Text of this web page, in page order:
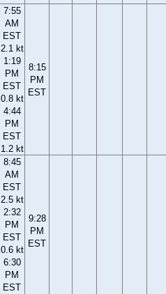
7:55
AM
EST
2.1 kt
1:19
PM
EST
0.8 kt
4:44
PM
EST
1.2 kt
8:15
PM
EST
8:45
AM
EST
2.5 kt
2:32
PM
EST
0.6 kt
6:30
PM
EST
9:28
PM
EST